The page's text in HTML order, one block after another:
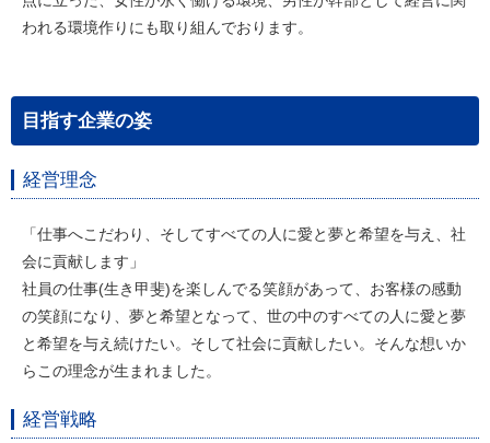
われる環境作りにも取り組んでおります。
目指す企業の姿
経営理念
「仕事へこだわり、そしてすべての人に愛と夢と希望を与え、社
会に貢献します」
社員の仕事(生き甲斐)を楽しんでる笑顔があって、お客様の感動
の笑顔になり、夢と希望となって、世の中のすべての人に愛と夢
と希望を与え続けたい。そして社会に貢献したい。そんな想いか
らこの理念が生まれました。
経営戦略